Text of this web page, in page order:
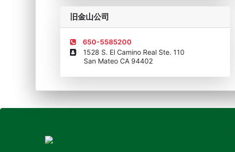
旧金山公司
650-5585200
1528 S. El Camino Real Ste. 110
San Mateo CA 94402